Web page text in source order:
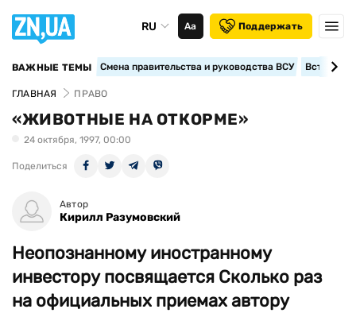
RU Аа Поддержать
ВАЖНЫЕ ТЕМЫ Смена правительства и руководства ВСУ
ГЛАВНАЯ ПРАВО
«ЖИВОТНЫЕ НА ОТКОРМЕ»
24 октября, 1997, 00:00
Поделиться
Автор
Кирилл Разумовский
Неопознанному иностранному
инвестору посвящается Сколько раз
на официальных приемах автору